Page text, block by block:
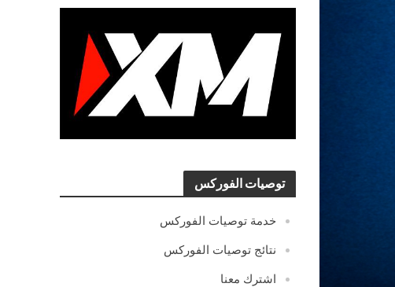
توصيات الفوركس
خدمة توصيات الفوركس
نتائج توصيات الفوركس
اشترك معنا